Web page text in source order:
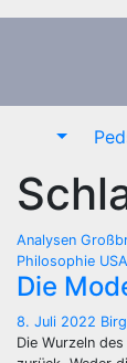
Zum
Analysen
Philosophie USA
Die
8. Juli 2022
Die Wurzeln